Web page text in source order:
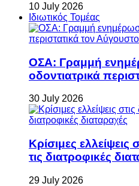
10 July 2026
Ιδιωτικός Τομέας
ΟΣΑ: Γραμμή
οδοντιατρικά
30 July 2026
Κρίσιμες ελλείψεις
τις διατροφικές
29 July 2026